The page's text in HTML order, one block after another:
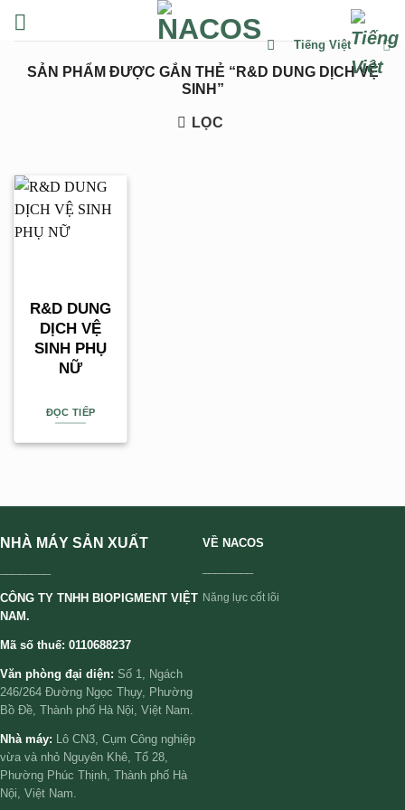
đến
dung
Tiếng Việt
SẢN PHẨM ĐƯỢC GẮN THẺ “R&D DUNG DỊCH VỆ
SINH”
LỌC
R&D DUNG
DỊCH VỆ
SINH PHỤ
NỮ
ĐỌC TIẾP
NHÀ MÁY SẢN XUẤT
CÔNG TY TNHH BIOPIGMENT VIỆT
NAM.
Mã số thuế: 0110688237
Văn phòng đại diện: Số 1, Ngách
246/264 Đường Ngọc Thụy, Phường
Bồ Đề, Thành phố Hà Nội, Việt Nam.
Nhà máy:
Lô CN3, Cụm Công nghiệp
vừa và nhỏ Nguyên Khê, Tổ 28,
Phường Phúc Thịnh, Thành phố Hà
Nội, Việt Nam.
VỀ NACOS
Năng lực cốt lõi